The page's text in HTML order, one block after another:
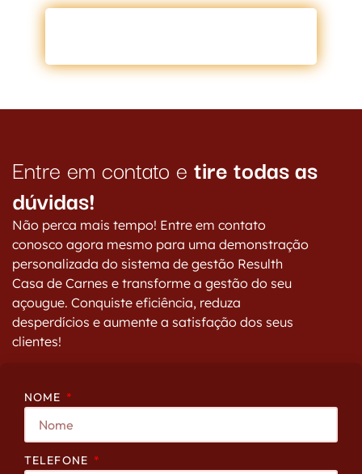
Entre em contato e tire todas as
dúvidas!
Não perca mais tempo! Entre em contato
conosco agora mesmo para uma demonstração
personalizada do sistema de gestão Resulth
Casa de Carnes e transforme a gestão do seu
açougue. Conquiste eficiência, reduza
desperdícios e aumente a satisfação dos seus
clientes!
NOME
TELEFONE